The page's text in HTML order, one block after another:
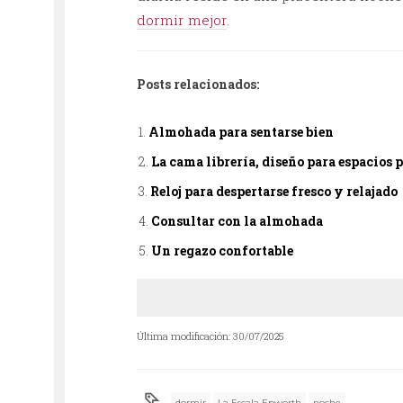
dormir mejor.
Posts relacionados:
Almohada para sentarse bien
La cama librería, diseño para espacios
Reloj para despertarse fresco y relajado
Consultar con la almohada
Un regazo confortable
Última modificación: 30/07/2025